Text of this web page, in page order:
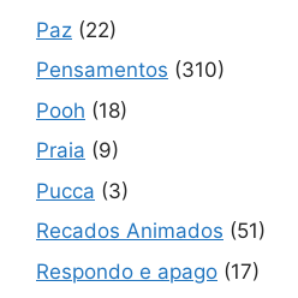
Paz (22)
Pensamentos (310)
Pooh (18)
Praia (9)
Pucca (3)
Recados Animados (51)
Respondo e apago (17)